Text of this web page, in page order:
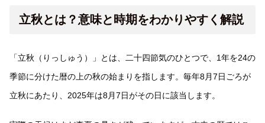
立秋とは？意味と時期をわかりやすく解説
「立秋（りっしゅう）」とは、二十四節気のひとつで、1年を24の
季節に分けた暦の上の秋の始まりを指します。毎年8月7日ごろが
立秋にあたり、2025年は8月7日がその日に該当します。